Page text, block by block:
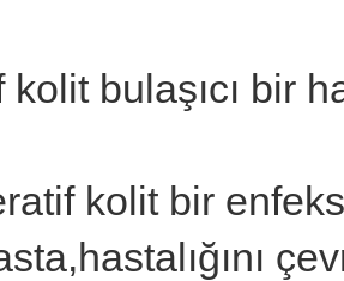
bulaşıcı bir
kolit bir